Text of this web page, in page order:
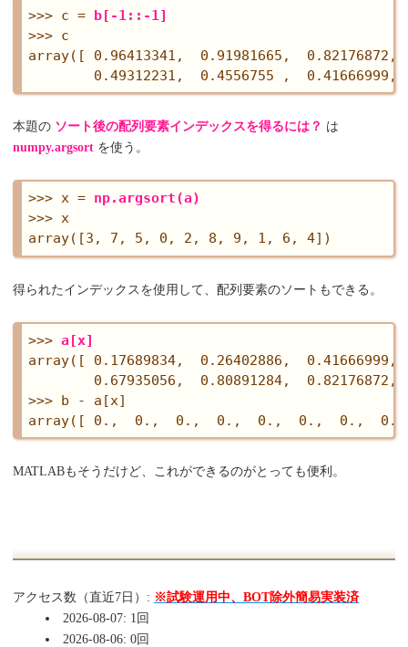
>>> c = b[-1::-1]
>>> c
array([ 0.96413341,  0.91981665,  0.82176872,
本題の ソート後の配列要素インデックスを得るには？ は
numpy.argsort を使う。
>>> x = np.argsort(a)
>>> x
得られたインデックスを使用して、配列要素のソートもできる。
>>> a[x]
array([ 0.17689834,  0.26402886,  0.41666999,
0.67935056,  0.80891284,  0.82176872,
>>> b - a[x]
MATLABもそうだけど、これができるのがとっても便利。
アクセス数（直近7日）: ※試験運用中、BOT除外簡易実装済
2026-08-07: 1回
2026-08-06: 0回